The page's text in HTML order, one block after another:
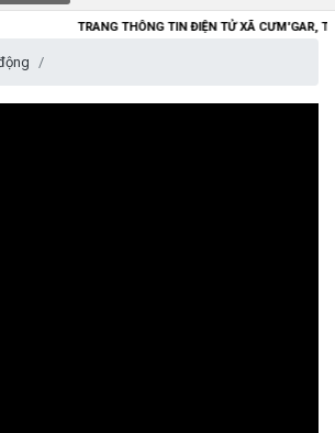
TRANG THÔNG TIN ĐIỆN TỬ XÃ CƯM'GAR, TỈNH ĐẮK LẮK